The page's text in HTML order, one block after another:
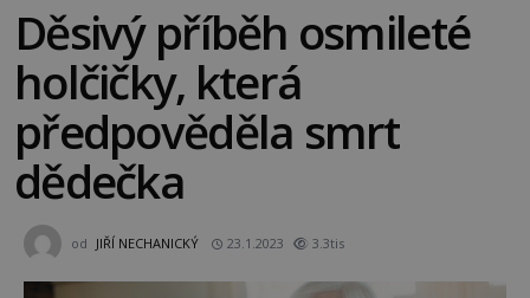
Děsivý příběh osmileté
holčičky, která
předpověděla smrt
dědečka
od JIŘÍ NECHANICKÝ 23.1.2023 3.3tis